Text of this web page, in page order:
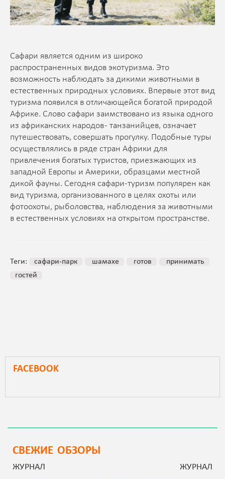
Сафари является одним из широко
распространенных видов экотуризма. Это
возможность наблюдать за дикими животными в
естественных природных условиях. Впервые этот вид
туризма появился в отличающейся богатой природой
Африке. Слово сафари заимствовано из языка одного
из африканских народов - танзанийцев, означает
путешествовать, совершать прогулку. Подобные туры
осуществлялись в ряде стран Африки для
привлечения богатых туристов, приезжающих из
западной Европы и Америки, образцами местной
дикой фауны. Сегодня сафари-туризм популярен как
вид туризма, организованного в целях охоты или
фотоохоты, рыболовства, наблюдения за животными
в естественных условиях на открытом пространстве.
Теги: сафари-парк шамахе готов
принимать
гостей
FACEBOOK
СВЕЖИЕ ОБЗОРЫ
ЖУРНАЛ ЖУРНАЛ